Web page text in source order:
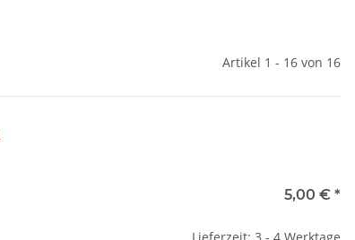
Artikel 1 - 16 von 16
5,00 € *